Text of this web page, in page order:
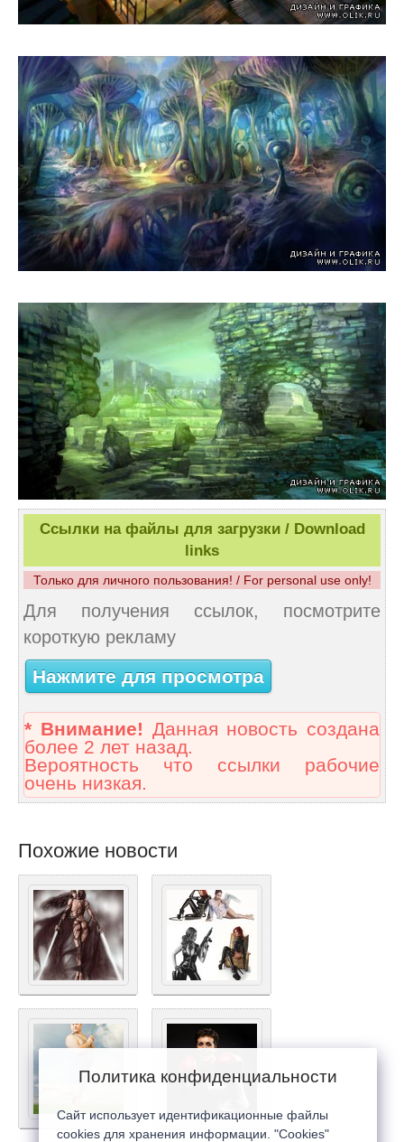
Ссылки на файлы для загрузки / Download
links
Только для личного пользования! / For personal use only!
Для получения ссылок, посмотрите
короткую рекламу
Нажмите для просмотра
* Внимание! Данная новость создана
более 2 лет назад.
Вероятность что ссылки рабочие
очень низкая.
Похожие новости
Политика конфиденциальности
Сайт использует идентификационные файлы
cookies для хранения информации. "Cookies"